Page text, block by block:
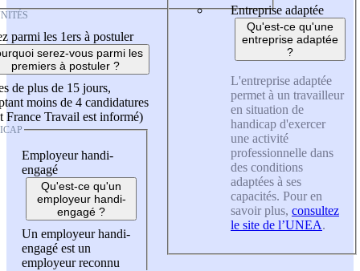
parmi les 1ers à postuler
serez-vous parmi les
premiers à postuler ?
de plus de 15 jours,
moins de 4 candidatures
France Travail est informé)
Employeur handi-
engagé
Qu'est-ce qu'un
employeur handi-
engagé ?
Un employeur handi-
engagé est un
employeur reconnu
Entreprise adaptée
Qu'est-ce qu'une
entreprise adaptée
?
L'entreprise adaptée
permet à un travailleur
en situation de
handicap d'exercer
une activité
professionnelle dans
des conditions
adaptées à ses
capacités. Pour en
savoir plus, consultez
le site de l’UNEA.